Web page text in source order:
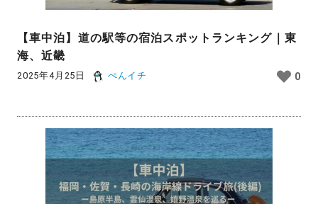
【車中泊】道の駅等の宿泊スポットランキング｜東
海、近畿
2025年4月25日 ぺんイチ 0